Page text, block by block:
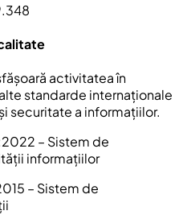
activitatea în
standarde internaționale
securitate a informațiilor.
– Sistem de
informațiilor
– Sistem de